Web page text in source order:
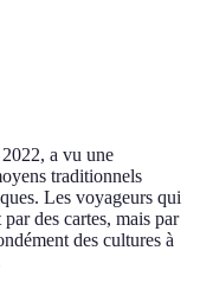
a vu une
traditionnels
Les voyageurs qui
des cartes, mais par
des cultures à